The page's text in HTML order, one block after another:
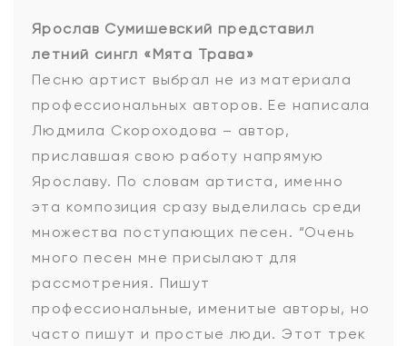
Ярослав Сумишевский представил
летний сингл «Мята Трава»
Песню артист выбрал не из материала
профессиональных авторов. Ее написала
Людмила Скороходова – автор,
приславшая свою работу напрямую
Ярославу. По словам артиста, именно
эта композиция сразу выделилась среди
множества поступающих песен. “Очень
много песен мне присылают для
рассмотрения. Пишут
профессиональные, именитые авторы, но
часто пишут и простые люди. Этот трек